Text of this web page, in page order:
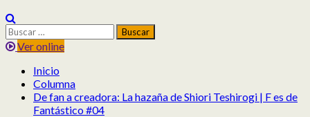
Buscar:
Ver online
Inicio
Columna
De fan a creadora: La hazaña de Shiori Teshirogi | F es de
Fantástico #04